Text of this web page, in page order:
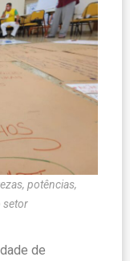
potências,
setor
de